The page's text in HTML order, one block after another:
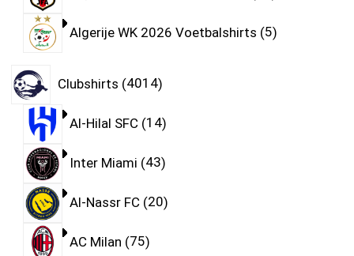
Algerije WK 2026 Voetbalshirts 5
Clubshirts 4014
Al-Hilal SFC 14
Inter Miami 43
Al-Nassr FC 20
AC Milan 75